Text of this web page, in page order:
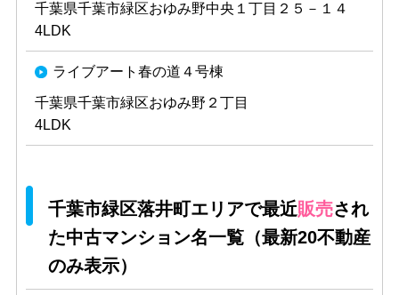
千葉県千葉市緑区おゆみ野中央１丁目２５－１４
4LDK
ライブアート春の道４号棟
千葉県千葉市緑区おゆみ野２丁目
4LDK
千葉市緑区落井町エリアで最近販売され
た中古マンション名一覧（最新20不動産
のみ表示）